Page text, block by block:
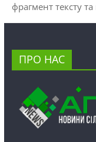
фрагмент тексту та
ПРО НАС